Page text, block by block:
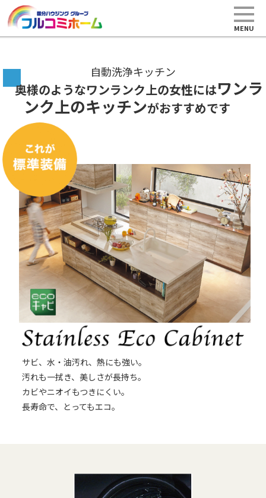
MENU
自動洗浄キッチン
奥様のようなワンランク上の女性にはワンラ
ンク上のキッチンがおすすめです
サビ、水・油汚れ、熱にも強い。
汚れも一拭き、美しさが長持ち。
カビやニオイもつきにくい。
長寿命で、とってもエコ。